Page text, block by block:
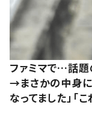
ファミマで…話題
→まさかの中身に
なってました」「